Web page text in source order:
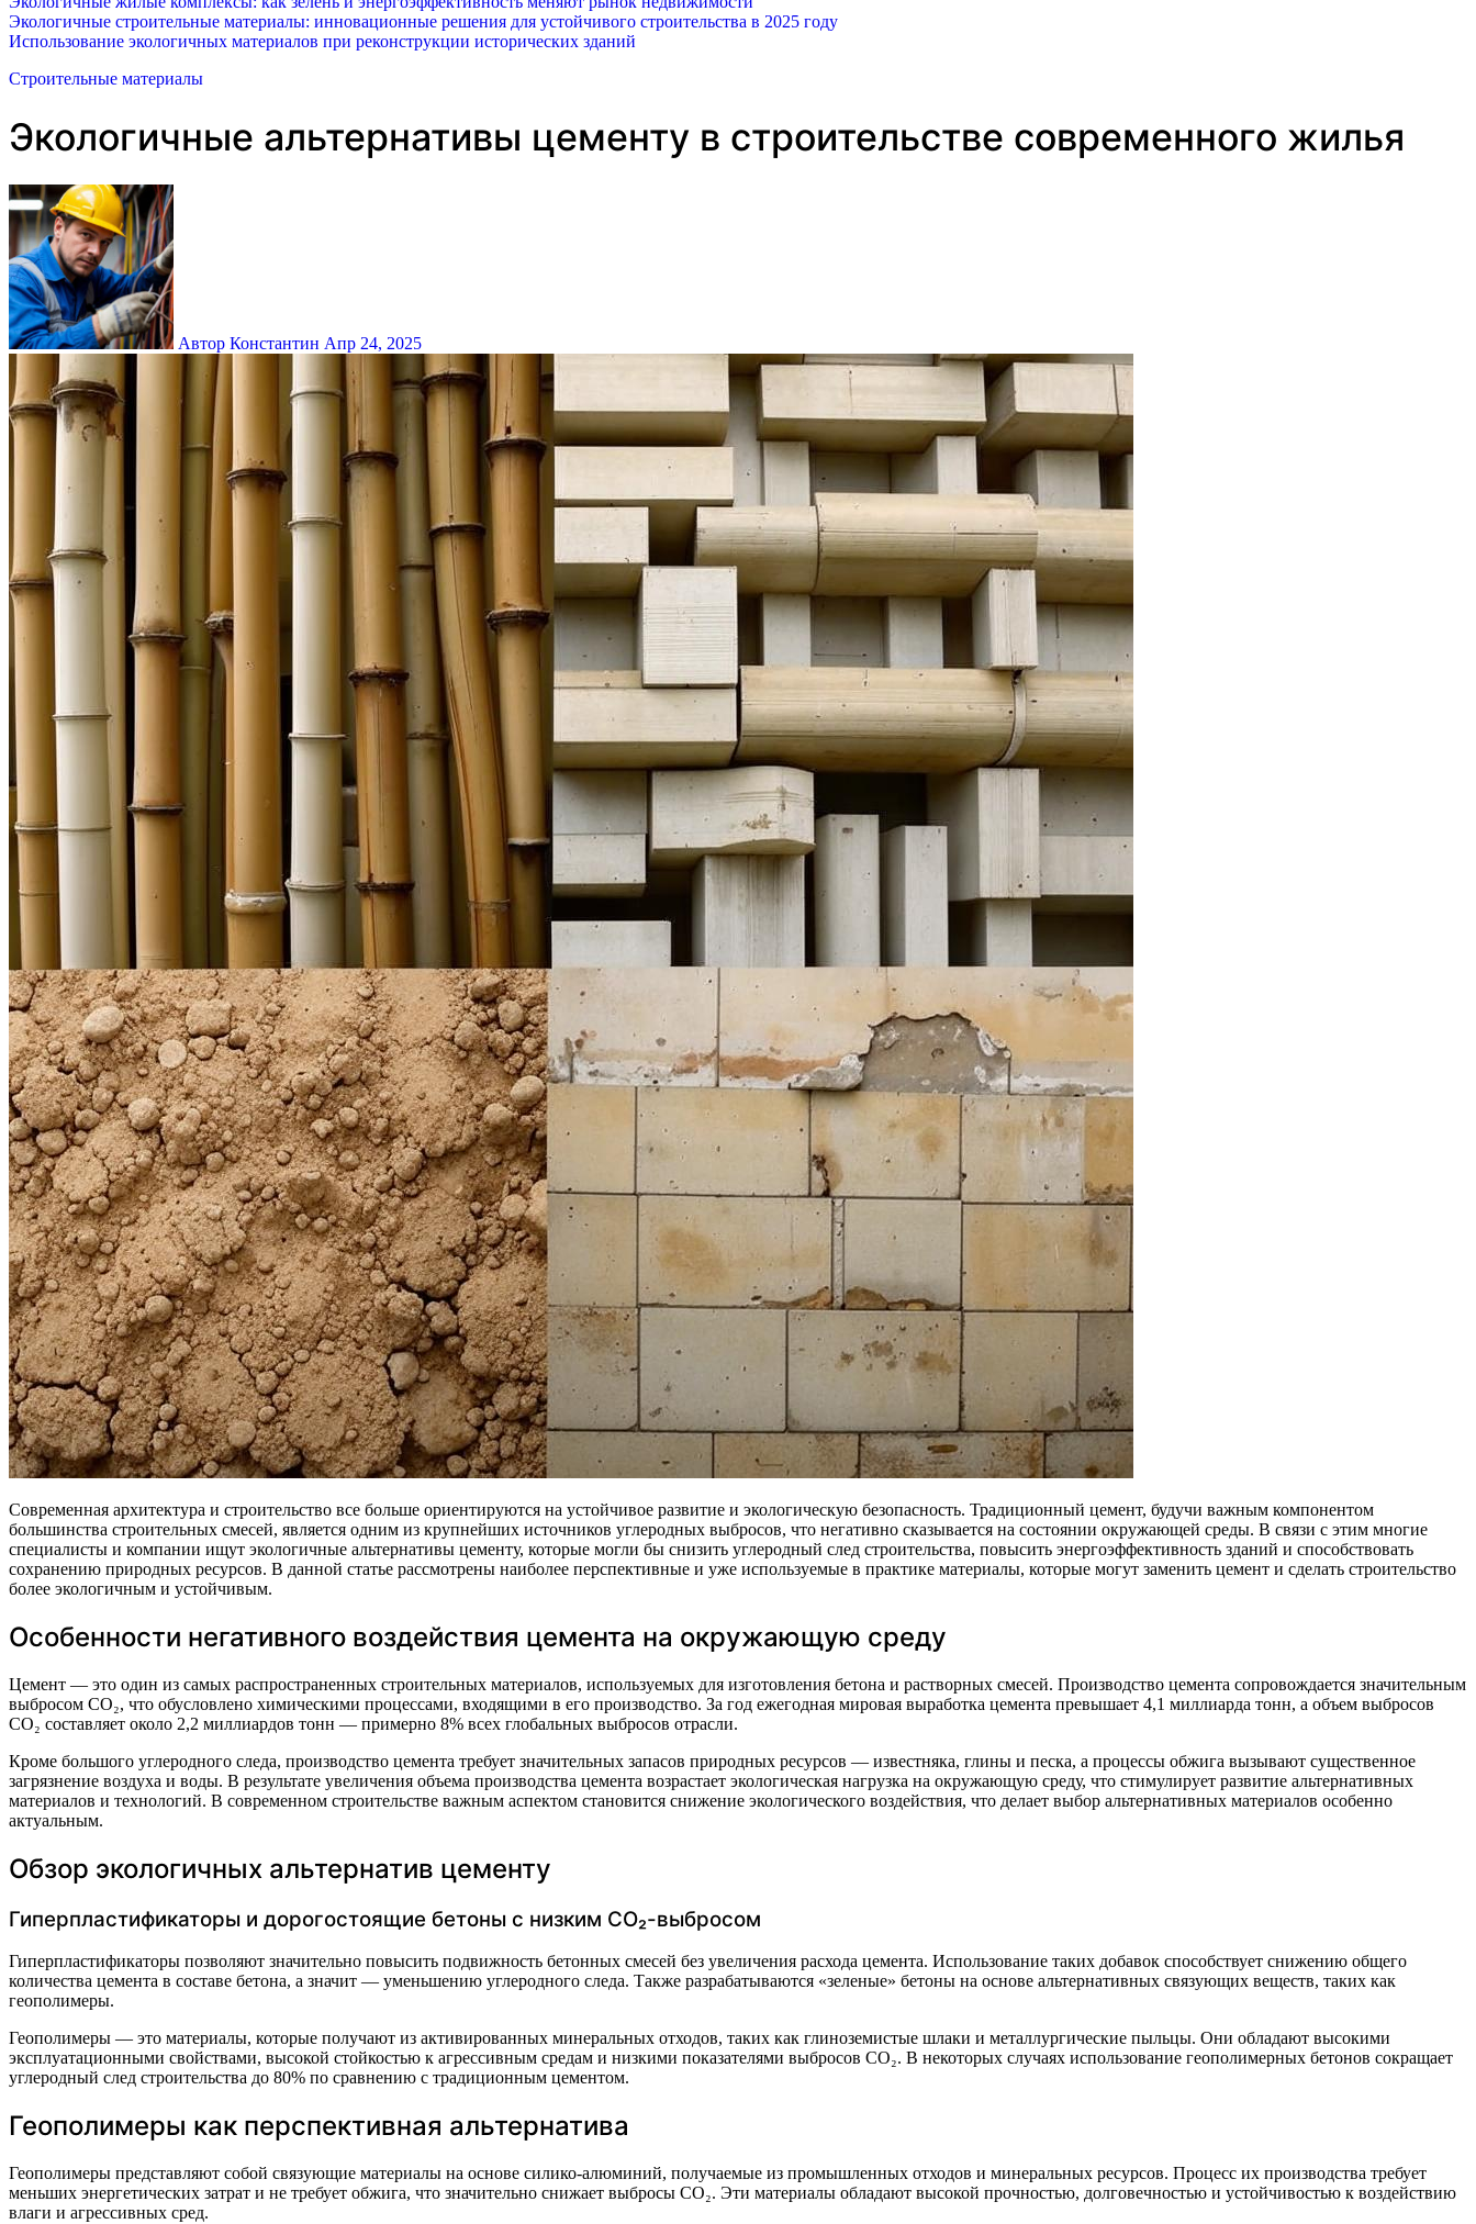
Экологичные строительные материалы: инновационные решения для устойчивого строительства в 2025 году
Использование экологичных материалов при реконструкции исторических зданий
Строительные материалы
Экологичные альтернативы цементу в строительстве современного жилья
Автор Константин Апр 24, 2025
Современная архитектура и строительство все больше ориентируются на устойчивое развитие и экологическую безопасность. Традиционный цемент, будучи важным компонентом
большинства строительных смесей, является одним из крупнейших источников углеродных выбросов, что негативно сказывается на состоянии окружающей среды. В связи с этим многие
специалисты и компании ищут экологичные альтернативы цементу, которые могли бы снизить углеродный след строительства, повысить энергоэффективность зданий и способствовать
сохранению природных ресурсов. В данной статье рассмотрены наиболее перспективные и уже используемые в практике материалы, которые могут заменить цемент и сделать строительство
более экологичным и устойчивым.
Особенности негативного воздействия цемента на окружающую среду
Цемент — это один из самых распространенных строительных материалов, используемых для изготовления бетона и растворных смесей. Производство цемента сопровождается значительным
выбросом CO₂, что обусловлено химическими процессами, входящими в его производство. За год ежегодная мировая выработка цемента превышает 4,1 миллиарда тонн, а объем выбросов
CO₂ составляет около 2,2 миллиардов тонн — примерно 8% всех глобальных выбросов отрасли.
Кроме большого углеродного следа, производство цемента требует значительных запасов природных ресурсов — известняка, глины и песка, а процессы обжига вызывают существенное
загрязнение воздуха и воды. В результате увеличения объема производства цемента возрастает экологическая нагрузка на окружающую среду, что стимулирует развитие альтернативных
материалов и технологий. В современном строительстве важным аспектом становится снижение экологического воздействия, что делает выбор альтернативных материалов особенно
актуальным.
Обзор экологичных альтернатив цементу
Гиперпластификаторы и дорогостоящие бетоны с низким СО₂-выбросом
Гиперпластификаторы позволяют значительно повысить подвижность бетонных смесей без увеличения расхода цемента. Использование таких добавок способствует снижению общего
количества цемента в составе бетона, а значит — уменьшению углеродного следа. Также разрабатываются «зеленые» бетоны на основе альтернативных связующих веществ, таких как
геополимеры.
Геополимеры — это материалы, которые получают из активированных минеральных отходов, таких как глиноземистые шлаки и металлургические пыльцы. Они обладают высокими
эксплуатационными свойствами, высокой стойкостью к агрессивным средам и низкими показателями выбросов CO₂. В некоторых случаях использование геополимерных бетонов сокращает
углеродный след строительства до 80% по сравнению с традиционным цементом.
Геополимеры как перспективная альтернатива
Геополимеры представляют собой связующие материалы на основе силико-алюминий, получаемые из промышленных отходов и минеральных ресурсов. Процесс их производства требует
меньших энергетических затрат и не требует обжига, что значительно снижает выбросы CO₂. Эти материалы обладают высокой прочностью, долговечностью и устойчивостью к воздействию
влаги и агрессивных сред.